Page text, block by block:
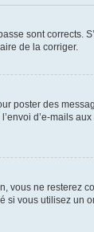
sont corrects.
de la corriger.
poster des
d’e-mails
vous ne resterez
vous utilisez